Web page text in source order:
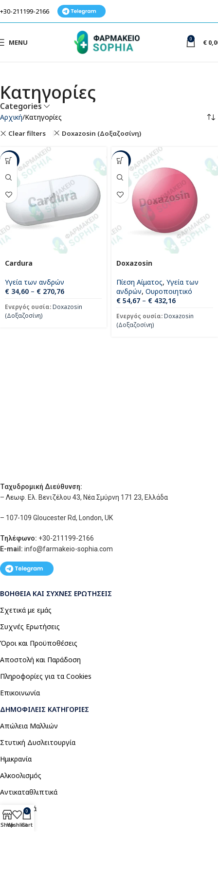
+30-211199-2166
MENU 0 €
Κατηγορίες
Categories
Αρχική Κατηγορίες
Clear filters Doxazosin (Δοξαζοσίνη)
-36%
Cardura
Υγεία των ανδρών
€ 34,60 – € 270,76
Ενεργός ουσία:Doxazosin
(Δοξαζοσίνη)
-39%
Doxazosin
Πίεση Αίματος, Υγεία των
ανδρών, Ουροποιητικό
€ 54,67 – € 432,16
Ενεργός ουσία:Doxazosin
(Δοξαζοσίνη)
Ταχυδρομική Διεύθυνση:
– Λεωφ. Ελ. Βενιζέλου 43, Νέα Σμύρνη 171 23, Ελλάδα
– 107-109 Gloucester Rd, London, UK
Τηλέφωνο: +30-211199-2166
E-mail: info@farmakeio-sophia.com
ΒΟΉΘΕΙΑ ΚΑΙ ΣΥΧΝΈΣ ΕΡΩΤΉΣΕΙΣ
Σχετικά με εμάς
Συχνές Ερωτήσεις
Όροι και Προϋποθέσεις
Αποστολή και Παράδοση
Πληροφορίες για τα Cookies
Επικοινωνία
ΔΗΜΟΦΙΛΕΊΣ ΚΑΤΗΓΟΡΊΕΣ
Απώλεια Μαλλιών
Στυτική Δυσλειτουργία
Ημικρανία
Αλκοολισμός
Αντικαταθλιπτικά
Αναλγητικά
ShopWishlist
0
Cart